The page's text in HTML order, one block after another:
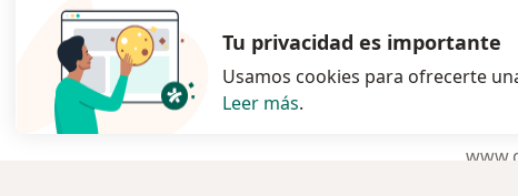
Contratación
Polska
Tu privacidad es importante
Usamos cookies para ofrecerte
Leer más.